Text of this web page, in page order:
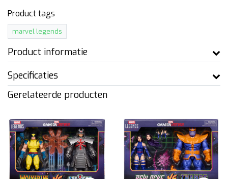
Product tags
marvel legends
Product informatie
Specificaties
Gerelateerde producten